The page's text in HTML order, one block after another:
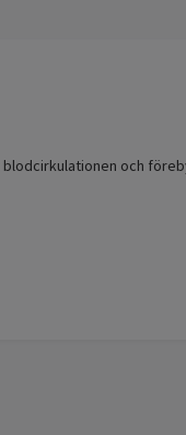
och